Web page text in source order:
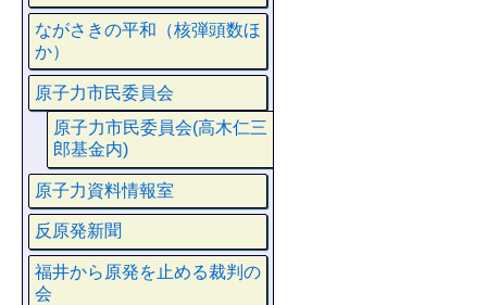
ながさきの平和（核弾頭数ほ
か）
原子力市民委員会
原子力市民委員会(高木仁三
郎基金内)
原子力資料情報室
反原発新聞
福井から原発を止める裁判の
会